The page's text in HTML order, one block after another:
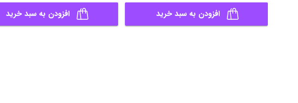
افزودن به سبد خرید افزودن به سبد خرید